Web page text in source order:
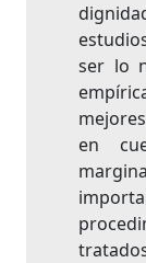
ser lo
en